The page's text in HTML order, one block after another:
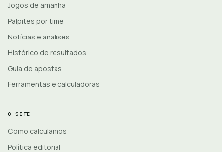
Jogos de amanhã
Palpites por time
Notícias e análises
Histórico de resultados
Guia de apostas
Ferramentas e calculadoras
O SITE
Como calculamos
Política editorial